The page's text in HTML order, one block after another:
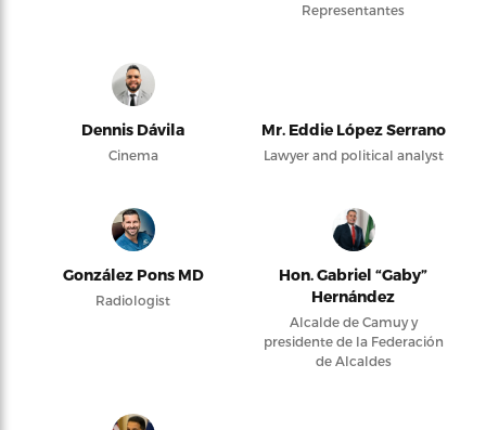
Representantes
Dennis Dávila
Cinema
Mr. Eddie López Serrano
Lawyer and political analyst
González Pons MD
Radiologist
Hon. Gabriel “Gaby”
Hernández
Alcalde de Camuy y
presidente de la Federación
de Alcaldes